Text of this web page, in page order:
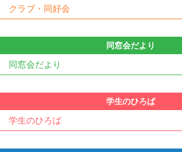
クラブ・同好会
同窓会だより
同窓会だより
学生のひろば
学生のひろば